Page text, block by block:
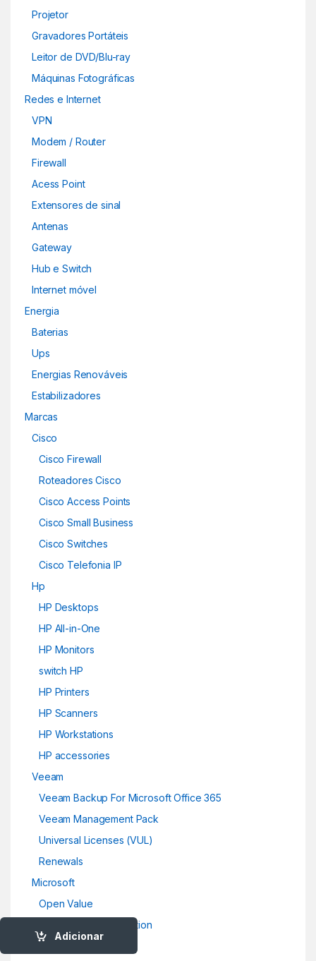
Adicionar
Projetor
Gravadores Portáteis
Leitor de DVD/Blu-ray
Máquinas Fotográficas
Redes e Internet
VPN
Modem / Router
Firewall
Acess Point
Extensores de sinal
Antenas
Gateway
Hub e Switch
Internet móvel
Energia
Baterias
Ups
Energias Renováveis
Estabilizadores
Marcas
Cisco
Cisco Firewall
Roteadores Cisco
Cisco Access Points
Cisco Small Business
Cisco Switches
Cisco Telefonia IP
Hp
HP Desktops
HP All-in-One
HP Monitors
switch HP
HP Printers
HP Scanners
HP Workstations
HP accessories
Veeam
Veeam Backup For Microsoft Office 365
Veeam Management Pack
Universal Licenses (VUL)
Renewals
Microsoft
Open Value
Open Value Subscription